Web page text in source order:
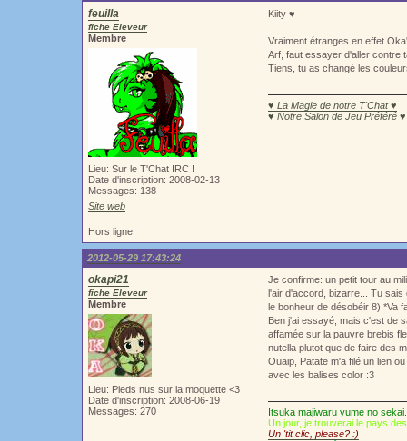
feuilla
fiche Eleveur
Membre
Lieu: Sur le T'Chat IRC !
Date d'inscription: 2008-02-13
Messages: 138
Site web
Kiity ♥
Vraiment étranges en effet
Arf, faut essayer d'aller contre
Tiens, tu as changé les
♥ La Magie de notre T'Chat ♥
♥ Notre Salon de Jeu Préféré ♥
Hors ligne
2012-05-29 17:43:24
okapi21
fiche Eleveur
Membre
Lieu: Pieds nus sur la moquette <3
Date d'inscription: 2008-06-19
Messages: 270
Je confirme: un petit tour au
l'air d'accord, bizarre... Tu
le bonheur de désobéir 8) *Va
Ben j'ai essayé, mais c'est de
affamée sur la pauvre brebis
nutella plutot que de faire des
Ouaip, Patate m'a filé un lien
avec les balises color :3
Itsuka majiwaru yume no
Un jour, je trouverai le pays
Un 'tit clic, please? :)